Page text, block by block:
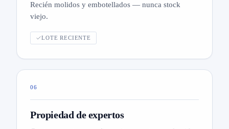
Recién molidos y embotellados — nunca stock
viejo.
LOTE RECIENTE
06
Propiedad de expertos